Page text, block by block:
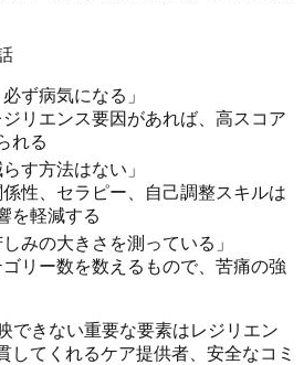
ず病気になる」
リエンス要因があれば、高スコア
れる
す方法はない」
性、セラピー、自己調整スキルは
を軽減する
みの大きさを測っている」
リー数を数えるもので、苦痛の強
できない重要な要素はレジリエン
してくれるケア提供者、安全なコミ